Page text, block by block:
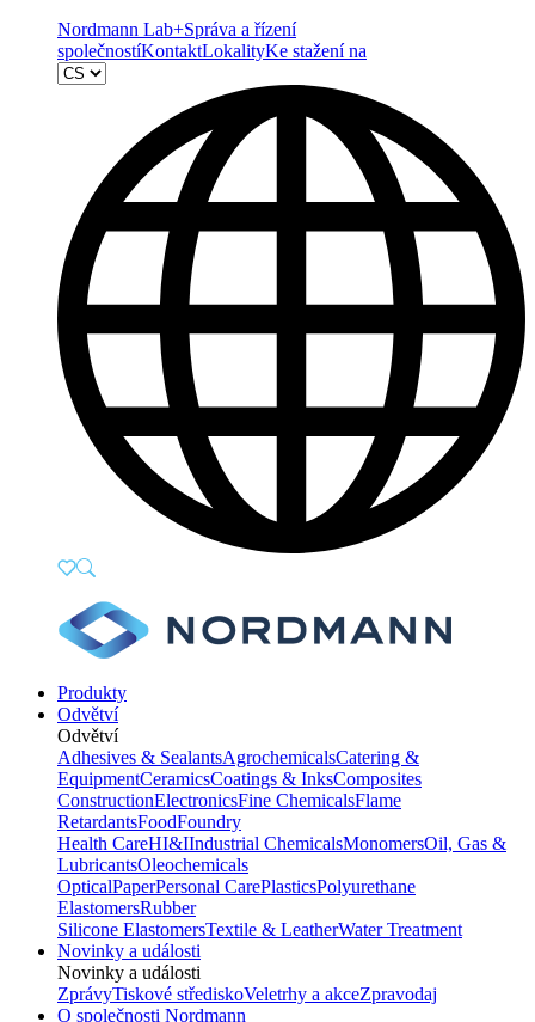
Nordmann Lab+Správa a řízení
společnostíKontaktLokalityKe stažení na
Produkty
Odvětví
Odvětví
Adhesives & SealantsAgrochemicalsCatering &
EquipmentCeramicsCoatings & InksComposites
ConstructionElectronicsFine ChemicalsFlame
RetardantsFoodFoundry
Health CareHI&IIndustrial ChemicalsMonomersOil, Gas &
LubricantsOleochemicals
OpticalPaperPersonal CarePlasticsPolyurethane
ElastomersRubber
Silicone ElastomersTextile & LeatherWater Treatment
Novinky a události
Novinky a události
ZprávyTiskové střediskoVeletrhy a akceZpravodaj
O společnosti Nordmann